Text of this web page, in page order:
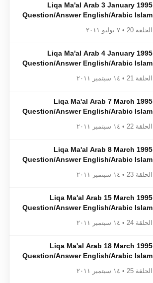
Liqa Ma'al Arab 3 January 1995
Question/Answer English/Arabic Islam
الحلقة 20 • ٧ يوليو ٢٠١١
Liqa Ma'al Arab 4 January 1995
Question/Answer English/Arabic Islam
الحلقة 21 • ١٤ سبتمبر ٢٠١١
Liqa Ma'al Arab 7 March 1995
Question/Answer English/Arabic Islam
الحلقة 22 • ١٤ سبتمبر ٢٠١١
Liqa Ma'al Arab 8 March 1995
Question/Answer English/Arabic Islam
الحلقة 23 • ١٤ سبتمبر ٢٠١١
Liqa Ma'al Arab 15 March 1995
Question/Answer English/Arabic Islam
الحلقة 24 • ١٤ سبتمبر ٢٠١١
Liqa Ma'al Arab 18 March 1995
Question/Answer English/Arabic Islam
الحلقة 25 • ١٤ سبتمبر ٢٠١١